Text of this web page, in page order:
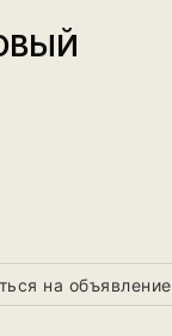
на объявление